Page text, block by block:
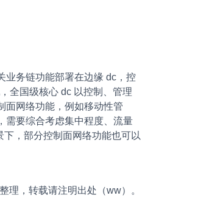
业务链功能部署在边缘 dc，控
全国级核心 dc 以控制、管理
面网络功能，例如移动性管
需要综合考虑集中程度、流量
，部分控制面网络功能也可以
理，转载请注明出处（ww）。